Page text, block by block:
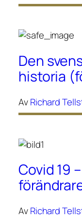
Den
historia
AvRichard
Covid 19
AvRichard